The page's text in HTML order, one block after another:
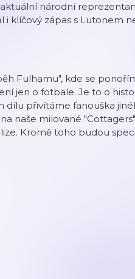
národní
klíčový zápas s Lutonem
Fulhamu", kde se
jen o fotbale. Je to o
dílu přivítáme fanouška
naše milované
Kromě toho budou